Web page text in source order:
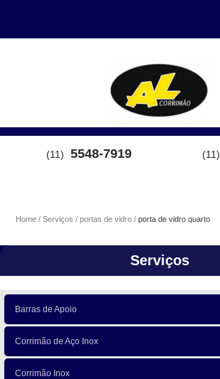
(11) 5548-7919 (11)
Home Serviços portas de vidro porta de vidro quarto
Serviços
Barras de Apoio
Corrimão de Aço Inox
Corrimão Inox